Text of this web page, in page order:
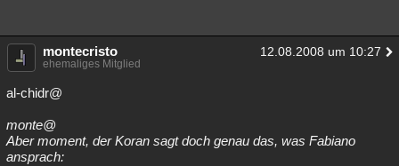
montecristo 12.08.2008 um 10:27
ehemaliges Mitglied
al-chidr@
monte@
Aber moment, der Koran sagt doch genau das, was Fabiano
ansprach: